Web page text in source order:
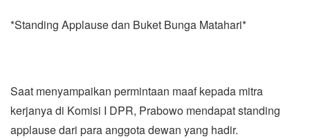
*Standing Applause dan Buket Bunga Matahari*
Saat menyampaikan permintaan maaf kepada mitra
kerjanya di Komisi I DPR, Prabowo mendapat standing
applause dari para anggota dewan yang hadir.